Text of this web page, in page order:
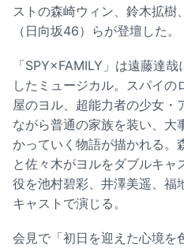
ストの森崎ウィン、鈴木拡樹
（日向坂46）らが登壇した。
「SPY×FAMILY」は遠藤達
したミュージカル。スパイの
屋のヨル、超能力者の少女・
ながら普通の家族を装い、大
かっていく物語が描かれる。
と佐々木がヨルをダブルキャ
役を池村碧彩、井澤美遥、福
キャストで演じる。
会見で「初日を迎えた心境を